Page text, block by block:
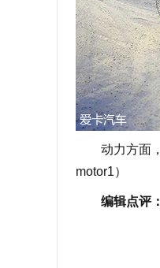
动力方面，
motor1）
编辑点评：